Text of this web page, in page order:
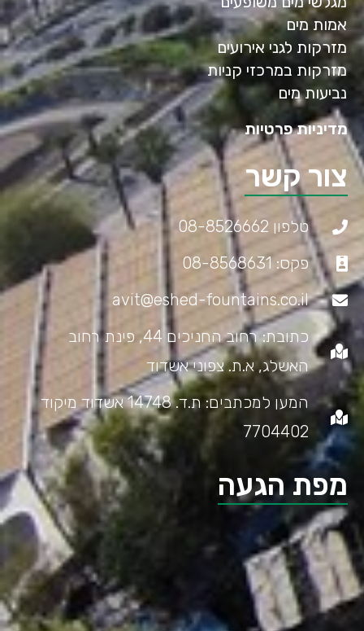
אמות מים
מזרקות לגני אירועים
מזרקות במרכזי קניות
נביעות מים
מדיניות פרטיות
צור קשר
טלפון 08-8526662
פקס: 08-8568631
avit@eshed-fountains.co.il
כתובת: רחוב החניכים 44, פינת רחוב
האשלג, א.ת. צפוני אשדוד
המען למכתבים: ת.ד. 14748 אשדוד מיקוד
7704402
מפת הגעה